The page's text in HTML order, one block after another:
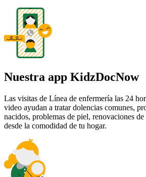
Nuestra app KidzDocNow
Las visitas de Línea de enfermería las 24
video ayudan a tratar dolencias comunes,
nacidos, problemas de piel, renovaciones
desde la comodidad de tu hogar.